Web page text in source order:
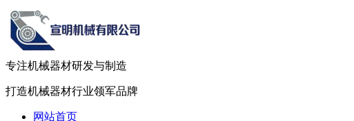
专注机械器材研发与制造
打造机械器材行业领军品牌
网站首页